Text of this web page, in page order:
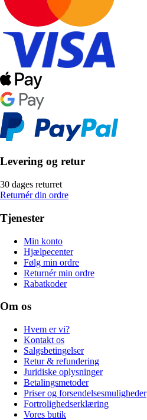
Levering og retur
30 dages returret
Returnér din ordre
Tjenester
Min konto
Hjælpecenter
Følg min ordre
Returnér min ordre
Rabatkoder
Om os
Hvem er vi?
Kontakt os
Salgsbetingelser
Retur & refundering
Juridiske oplysninger
Betalingsmetoder
Priser og forsendelsesmuligheder
Fortrolighedserklæring
Vores butik